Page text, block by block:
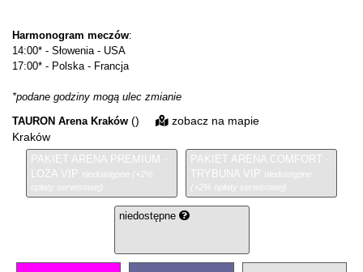
Harmonogram meczów:
14:00* - Słowenia - USA
17:00* - Polska - Francja
*podane godziny mogą ulec zmianie
TAURON Arena Kraków ()
Kraków
zobacz na mapie
PAKIET ARENA PREMIUM -
LOŻA VIP niedostępne (+2%
opłaty serwisowej)
PAKIET ARENA COMFORT -
TRYBUNA VIP niedostępne
(+2% opłaty serwisowej)
niedostępne